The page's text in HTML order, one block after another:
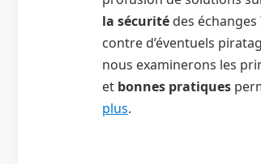
la sécurité des
contre d’éventuels
nous examinerons les
et bonnes pratiques
plus.